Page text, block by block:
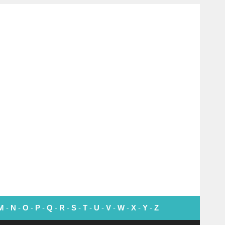
- N - O - P - Q - R - S - T - U - V - W - X - Y - Z